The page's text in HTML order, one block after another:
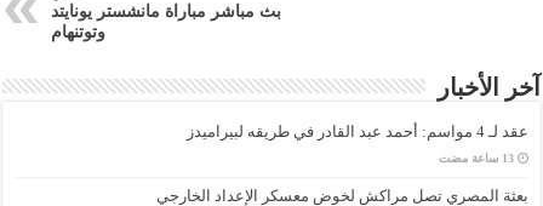
بث مباشر مباراة مانشستر يونايتد
وتوتنهام
آخر الأخبار
عقد لـ 4 مواسم: أحمد عبد القادر في طريقه لبيراميدز
‏13 ساعة مضت
بعثة المصري تصل مراكش لخوض معسكر الإعداد الخارجي